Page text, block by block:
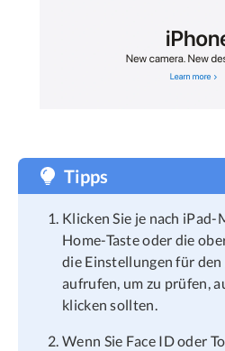
Tipps
Klicken Sie je nach
Home-Taste oder die
die Einstellungen für
aufrufen, um zu prüfen,
klicken sollten.
Wenn Sie Face ID oder